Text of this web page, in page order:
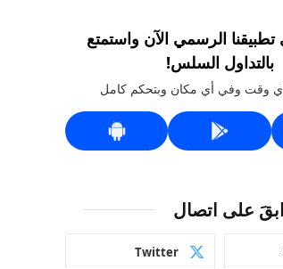
الرسمي الآن واستمتع
بالتداول السلس!
وقت وفي أي مكان وبتحكم كامل
ابقَ على اتصال
Twitter